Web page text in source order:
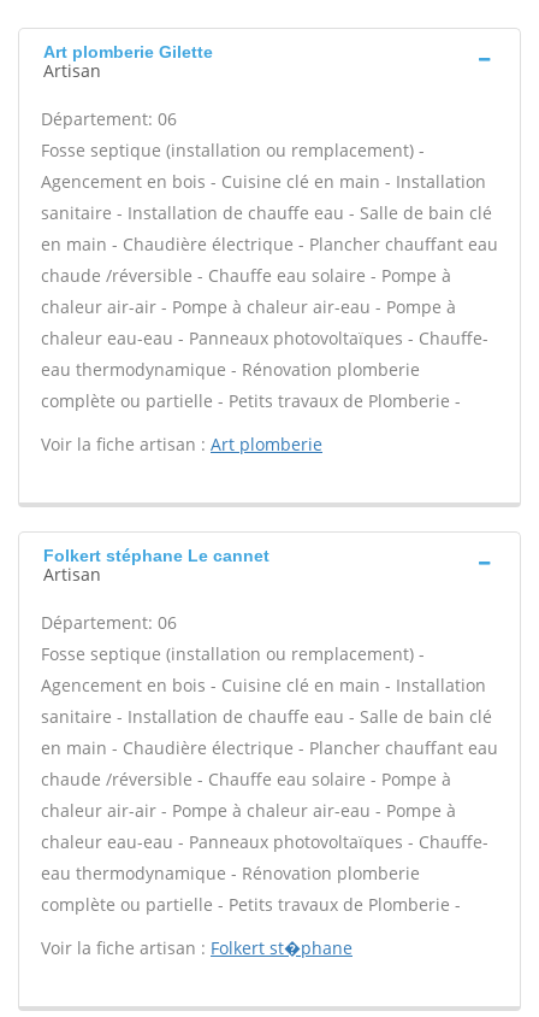
Art plomberie Gilette
Artisan
Département: 06
Fosse septique (installation ou remplacement) -
Agencement en bois - Cuisine clé en main - Installation
sanitaire - Installation de chauffe eau - Salle de bain clé
en main - Chaudière électrique - Plancher chauffant eau
chaude /réversible - Chauffe eau solaire - Pompe à
chaleur air-air - Pompe à chaleur air-eau - Pompe à
chaleur eau-eau - Panneaux photovoltaïques - Chauffe-
eau thermodynamique - Rénovation plomberie
complète ou partielle - Petits travaux de Plomberie -
Voir la fiche artisan : Art plomberie
Folkert stéphane Le cannet
Artisan
Département: 06
Fosse septique (installation ou remplacement) -
Agencement en bois - Cuisine clé en main - Installation
sanitaire - Installation de chauffe eau - Salle de bain clé
en main - Chaudière électrique - Plancher chauffant eau
chaude /réversible - Chauffe eau solaire - Pompe à
chaleur air-air - Pompe à chaleur air-eau - Pompe à
chaleur eau-eau - Panneaux photovoltaïques - Chauffe-
eau thermodynamique - Rénovation plomberie
complète ou partielle - Petits travaux de Plomberie -
Voir la fiche artisan : Folkert st�phane